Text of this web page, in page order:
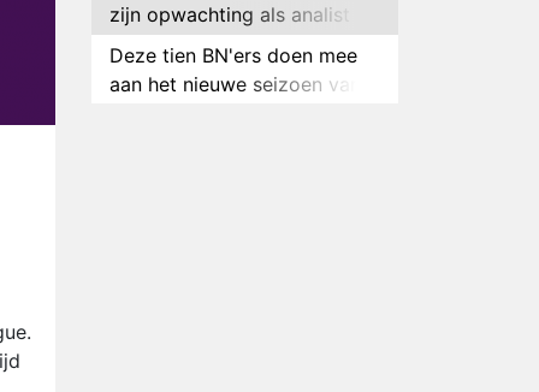
zijn opwachting als analist
Deze tien BN'ers doen mee
aan het nieuwe seizoen van